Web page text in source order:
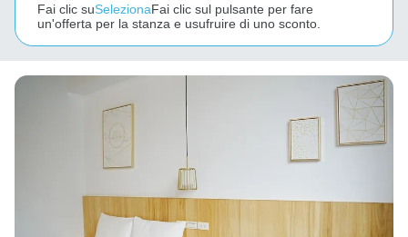
Fai clic suSelezionaFai clic sul pulsante per fare
un'offerta per la stanza e usufruire di uno sconto.